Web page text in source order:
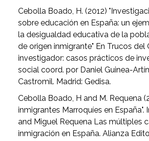
Cebolla Boado, H. (2012)
sobre educación en España: un
la desigualdad educativa de la
de origen inmigrante" En Trucos del
investigador: casos prácticos de
social coord. por Daniel Guinea-
Castromil. Madrid: Gedisa.
Cebolla Boado, H and M. Requena
inmigrantes Marroquíes en España".
and Miguel Requena Las múltiples
inmigración en España. Alianza